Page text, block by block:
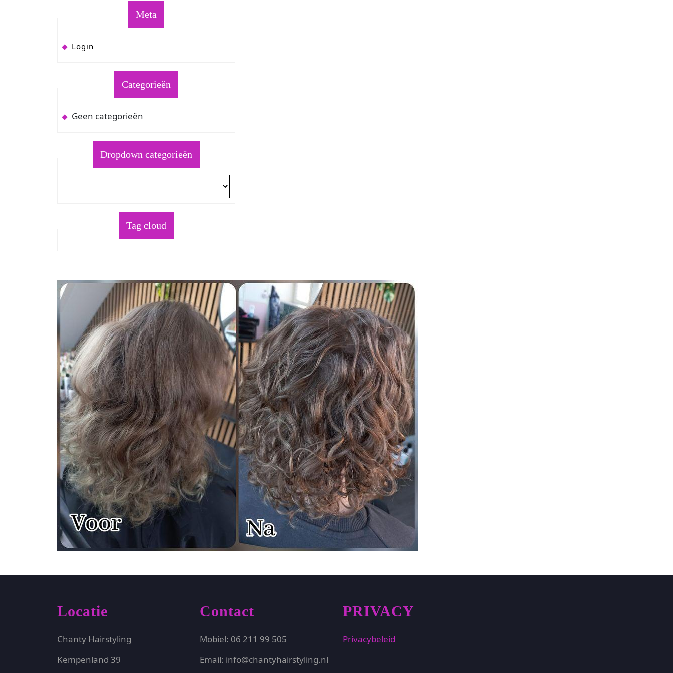
Meta
Login
Categorieën
Geen categorieën
Dropdown categorieën
Tag cloud
Locatie
Chanty Hairstyling
Kempenland 39
Contact
Mobiel: 06 211 99 505
Email: info@chantyhairstyling.nl
PRIVACY
Privacybeleid